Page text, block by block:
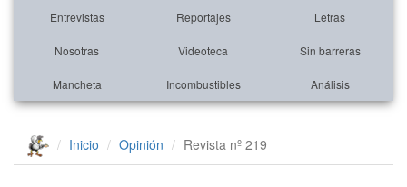
Entrevistas Reportajes Letras
Nosotras Videoteca Sin barreras
Mancheta Incombustibles Análisis
Inicio Opinión Revista nº 219